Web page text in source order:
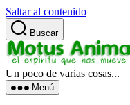
Saltar al contenido
Buscar
Un poco de varias cosas...
Menú